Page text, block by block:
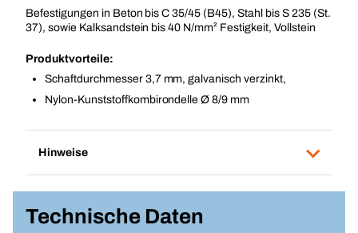
Befestigungen in Beton bis C 35/45 (B45), Stahl bis S 235 (St.
37), sowie Kalksandstein bis 40 N/mm² Festigkeit, Vollstein
Produktvorteile:
Schaftdurchmesser 3,7 mm, galvanisch verzinkt,
Nylon-Kunststoffkombirondelle Ø 8/9 mm
Hinweise
Technische Daten